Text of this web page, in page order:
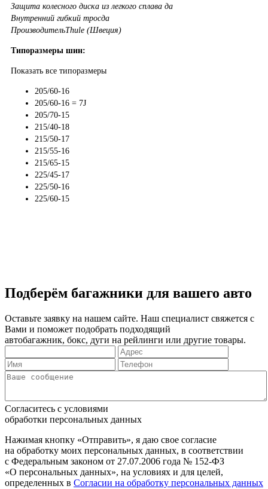
Защита колесного диска из легкого сплава да
Внутренний гибкий тросда
ПроизводительThule (Швеция)
Типоразмеры шин:
Показать все типоразмеры
205/60-16
205/60-16 = 7J
205/70-15
215/40-18
215/50-17
215/55-16
215/65-15
225/45-17
225/50-16
225/60-15
Подберём багажники для вашего авто
Оставьте заявку на нашем сайте. Наш специалист свяжется с
Вами и поможет подобрать подходящий
автобагажник, бокс, дуги на рейлинги или другие товары.
Согласитесь с условиями
обработки персональных данных
Нажимая кнопку «Отправить», я даю свое согласие
на обработку моих персональных данных, в соответствии
с Федеральным законом от 27.07.2006 года № 152-ФЗ
«О персональных данных», на условиях и для целей,
определенных в Согласии на обработку персональных данных